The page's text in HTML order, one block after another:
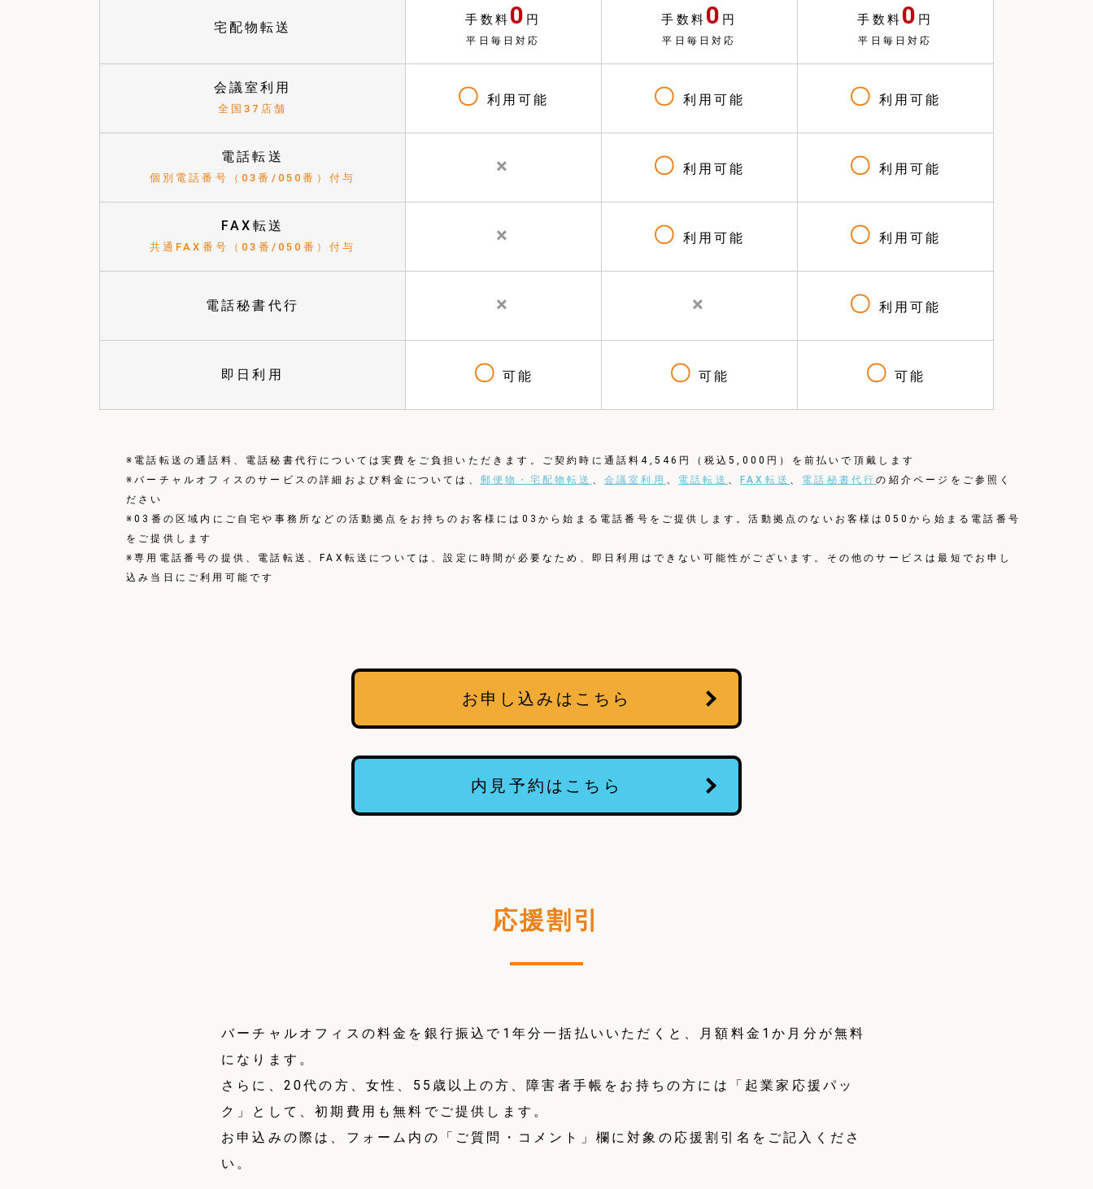
宅配物転送 手数料 0 円
平日毎日対応
手数料 0 円
平日毎日対応
手数料 0 円
平日毎日対応
会議室利用
全国37店舗 〇 利用可能 〇 利用可能 〇 利用可能
電話転送
個別電話番号（03番/050番）付与 × 〇 利用可能 〇 利用可能
FAX転送
共通FAX番号（03番/050番）付与 × 〇 利用可能 〇 利用可能
電話秘書代行 × × 〇 利用可能
即日利用 〇 可能 〇 可能 〇 可能
※電話転送の通話料、電話秘書代行については実費をご負担いただきます。ご契約時に通話料4,546円（税込5,000円）を前払いで頂戴します
※バーチャルオフィスのサービスの詳細および料金については、 郵便物・宅配物転送 、 会議室利用 、 電話転送 、 FAX転送 、 電話秘書代行の紹介ページをご参照く
ださい
※03番の区域内にご自宅や事務所などの活動拠点をお持ちのお客様には03から始まる電話番号をご提供します。活動拠点のないお客様は050から始まる電話番号
をご提供します
※専用電話番号の提供、電話転送、FAX転送については、設定に時間が必要なため、即日利用はできない可能性がございます。その他のサービスは最短でお申し
込み当日にご利用可能です
お申し込みはこちら
内見予約はこちら
応援割引
バーチャルオフィスの料金を銀行振込で1年分一括払いいただくと、月額料金1か月分が無料
になります。
さらに、20代の方、女性、55歳以上の方、障害者手帳をお持ちの方には「起業家応援パッ
ク」として、初期費用も無料でご提供します。
お申込みの際は、フォーム内の「ご質問・コメント」欄に対象の応援割引名をご記入くださ
い。